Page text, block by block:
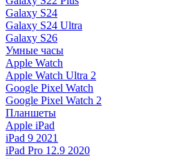
Galaxy S24
Galaxy S24 Ultra
Galaxy S26
Умные часы
Apple Watch
Apple Watch Ultra 2
Google Pixel Watch
Google Pixel Watch 2
Планшеты
Apple iPad
iPad 9 2021
iPad Pro 12.9 2020